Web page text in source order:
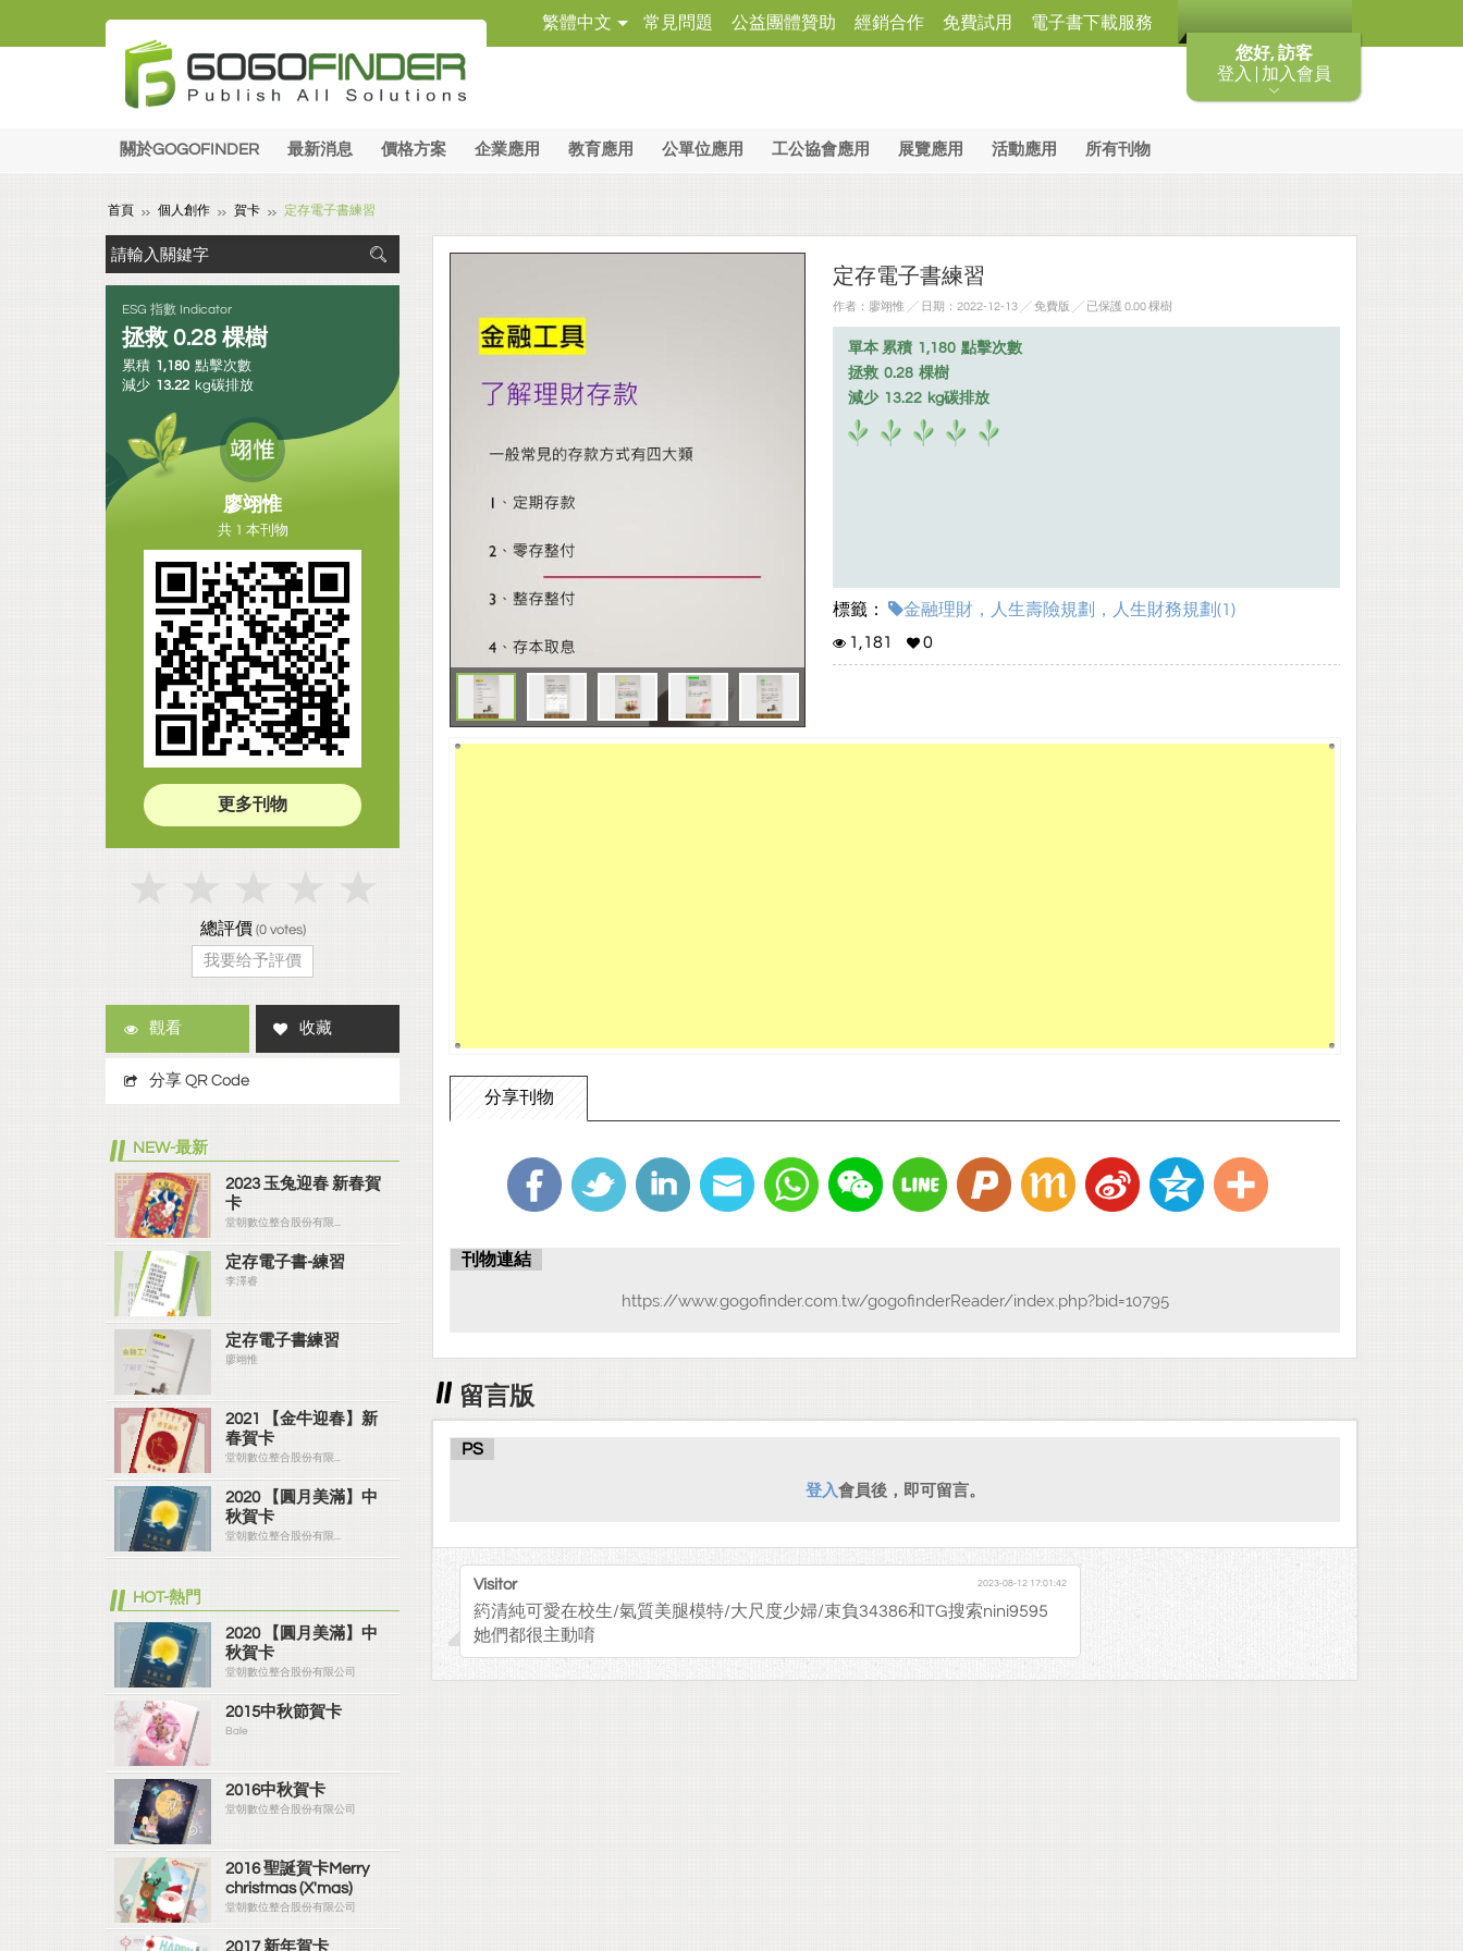
您好, 訪客
登入 | 加入會員
繁體中文 常見問題 公益團體贊助 經銷合作 免費試用 電子書下載服務
關於GOGOFINDER 最新消息 價格方案 企業應用 教育應用 公單位應用 工公協會應用 展覽應用 活動應用 所有刊物
首頁 個人創作 賀卡 定存電子書練習
定存電子書練習
作者：廖翊惟 ╱ 日期：2022-12-13 ╱ 免費版 ╱ 已保護 0.00 棵樹
單本 累積 1,180 點擊次數
拯救 0.28 棵樹
減少 13.22 kg碳排放
標籤：
金融理財，人生壽險規劃，人生財務規劃(1)
1,181
0
分享刊物
刊物連結
https://www.gogofinder.com.tw/gogofinderReader/index.php?bid=10795
留言版
PS
登入會員後，即可留言。
Visitor 2023-08-12 17:01:42
箹清純可愛在校生/氣質美腿模特/大尺度少婦/束負34386和TG搜索nini9595
她們都很主動唷
ESG 指數 Indicator
拯救 0.28 棵樹
累積 1,180 點擊次數
減少 13.22 kg碳排放
廖翊惟
共 1 本刊物
更多刊物
總評價 (0votes)
我要给予評價
觀看 收藏
分享 QR Code
NEW-最新
2023 玉兔迎春 新春賀
卡
堂朝數位整合股份有限...
定存電子書-練習
李澤睿
定存電子書練習
廖翊惟
2021 【金牛迎春】新
春賀卡
堂朝數位整合股份有限...
2020 【圓月美滿】中
秋賀卡
堂朝數位整合股份有限...
HOT-熱門
2020 【圓月美滿】中
秋賀卡
堂朝數位整合股份有限公司
2015中秋節賀卡
Bale
2016中秋賀卡
堂朝數位整合股份有限公司
2016 聖誕賀卡Merry
christmas (X'mas)
堂朝數位整合股份有限公司
2017 新年賀卡